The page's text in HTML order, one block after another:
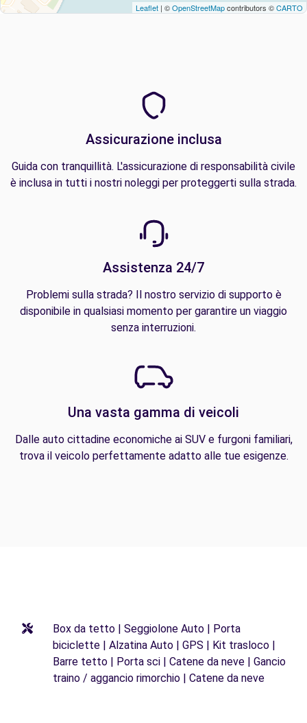
Leaflet | ©OpenStreetMapcontributors ©CARTO
Assicurazione inclusa
Guida con tranquillità. L'assicurazione di responsabilità civile
è inclusa in tutti i nostri noleggi per proteggerti sulla strada.
Assistenza 24/7
Problemi sulla strada? Il nostro servizio di supporto è
disponibile in qualsiasi momento per garantire un viaggio
senza interruzioni.
Una vasta gamma di veicoli
Dalle auto cittadine economiche ai SUV e furgoni familiari,
trova il veicolo perfettamente adatto alle tue esigenze.
Box da tetto | Seggiolone Auto | Porta
biciclette | Alzatina Auto | GPS | Kit trasloco |
Barre tetto | Porta sci | Catene da neve | Gancio
traino / aggancio rimorchio | Catene da neve